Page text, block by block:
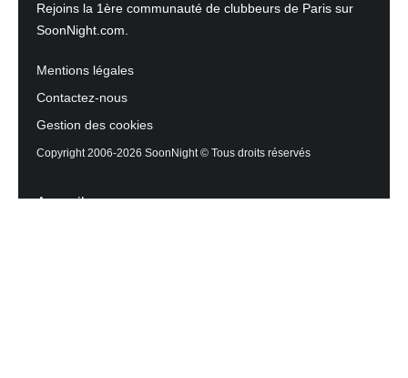
Rejoins la 1ère communauté de clubbeurs de Paris sur
SoonNight.com.
Mentions légales
Contactez-nous
Gestion des cookies
Copyright 2006-2026 SoonNight © Tous droits réservés
Accueil